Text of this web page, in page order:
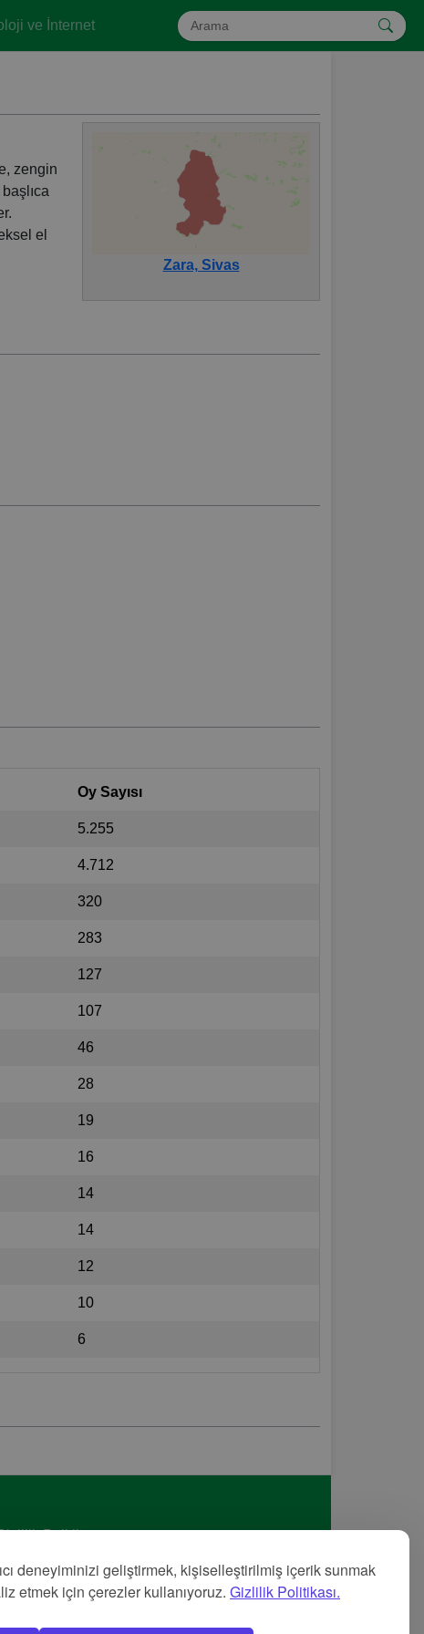
deneyiminizi geliştirmek, kişiselleştirilmiş içerik sunmak
etmek için çerezler kullanıyoruz. Gizlilik Politikası.
ve İnternet
zengin
el
Zara, Sivas
Oy Sayısı
5.255
4.712
320
283
127
107
46
28
19
16
14
14
12
10
6
Politikası